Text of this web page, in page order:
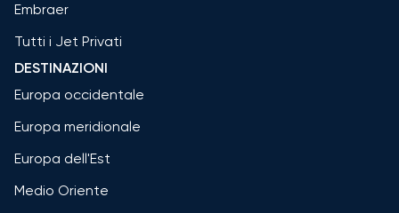
Embraer
Tutti i Jet Privati
DESTINAZIONI
Europa occidentale
Europa meridionale
Europa dell'Est
Medio Oriente